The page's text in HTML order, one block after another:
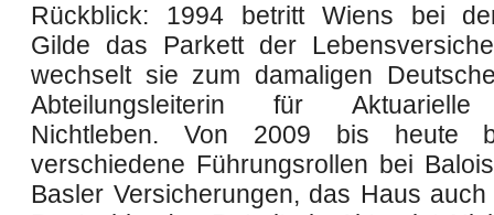
Rückblick: 1994 betritt Wiens bei
Gilde das Parkett der
wechselt sie zum damaligen
Abteilungsleiterin für Aktuarielle
Nichtleben. Von 2009 bis heute
verschiedene Führungsrollen bei
Basler Versicherungen, das Haus auch